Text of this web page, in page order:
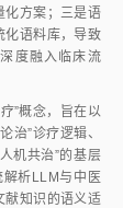
化方案；三是语
化语料库，导致
度融入临床流
”概念，旨在以
治”诊疗逻辑、
机共治”的基层
析LLM与中医
献知识的语义适